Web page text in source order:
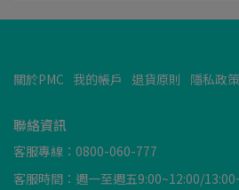
關於PMC 我的帳戶 退貨原則 隱私政策
聯絡資訊
客服專線：0800-060-777
客服時間：週一至週五9:00~12:00/